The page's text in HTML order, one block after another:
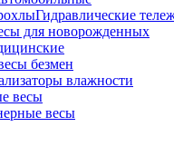
Гидравлические
для новорожденных
безмен
влажности
весы
весы